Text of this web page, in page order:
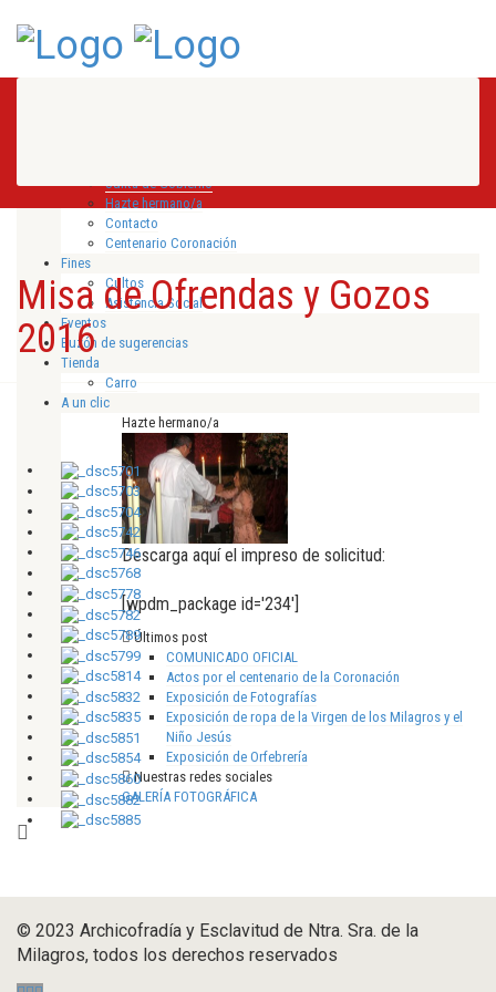
Junta de Gobierno
Hazte hermano/a
Contacto
Centenario Coronación
Fines
Cultos
Asistencia Social
Eventos
Buzón de sugerencias
Tienda
Carro
A un clic
Hazte hermano/a
Descarga aquí el impreso de solicitud:
[wpdm_package id='234']
Últimos post
COMUNICADO OFICIAL
Actos por el centenario de la Coronación
Exposición de Fotografías
Exposición de ropa de la Virgen de los Milagros y el
Niño Jesús
Exposición de Orfebrería
Nuestras redes sociales
GALERÍA FOTOGRÁFICA
Misa de Ofrendas y Gozos
2016
© 2023 Archicofradía y Esclavitud de Ntra. Sra. de la
Milagros, todos los derechos reservados